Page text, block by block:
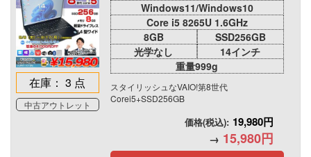
在庫： 3 点
中古アウトレット
Windows11/Windows10
Core i5 8265U 1.6GHz
8GB
SSD256GB
光学なし
14インチ
重量999g
スタイリッシュなVAIO!第8世代
Corei5+SSD256GB
価格(税込): 19,980円
→ 15,980円